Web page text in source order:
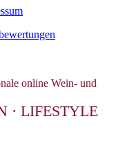
online Wein- und
· LIFESTYLE